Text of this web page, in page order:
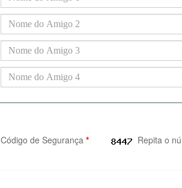
Código de Segurança * Repita o